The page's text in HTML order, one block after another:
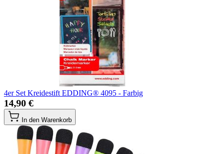
4er Set Kreidestift EDDING® 4095 - Farbig
14,90 €
In den Warenkorb